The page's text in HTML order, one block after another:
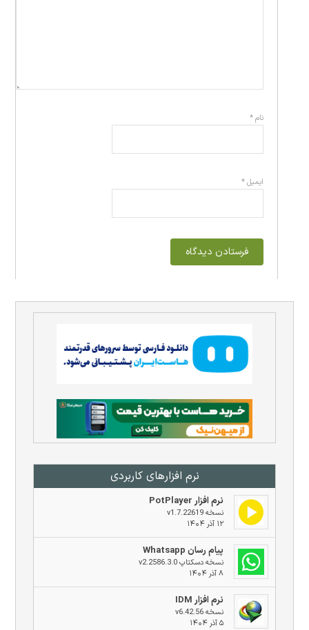
نرم افزار‌های کاربردی
نرم افزار PotPlayer
نسخه v1.7.22619
۱۲ آذر ۱۴۰۴
پیام رسان Whatsapp
نسخه دسکتاپ v2.2586.3.0
۸ آذر ۱۴۰۴
نرم افزار IDM
نسخه v6.42.56
۵ آذر ۱۴۰۴
نام*
ایمیل*